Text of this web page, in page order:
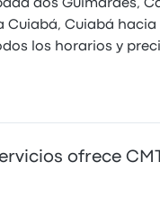
dos Guimaraes,
Cuiabá, Cuiabá hacia
los horarios y
ofrece